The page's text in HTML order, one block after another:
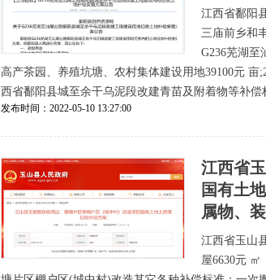
江西省鄱阳
三庙前乡和
G236芜湖至
高产茶园、养殖坑塘、农村集体建设用地39100元
西省鄱阳县城至余干乌泥段改建青苗及附着物等补偿
发布时间：2022-05-10 13:27:00
江西省
国有土
属物、
江西省玉山
屋6630元